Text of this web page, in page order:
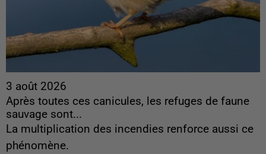
3 août 2026
Après toutes ces canicules, les refuges de faune
sauvage sont...
La multiplication des incendies renforce aussi ce
phénomène.